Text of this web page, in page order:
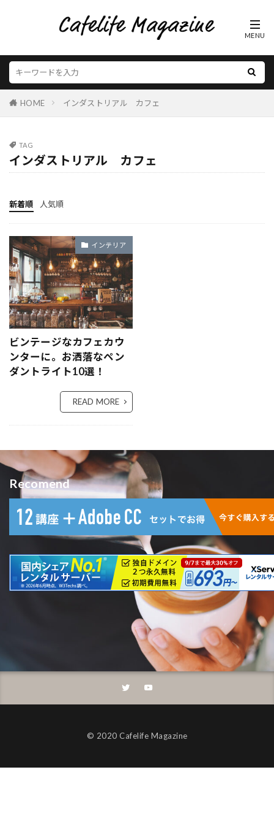
HOME インダストリアル カフェ
TAG
インダストリアル カフェ
新着順 人気順
インテリア
ビンテージなカフェカウ
ンターに。お洒落なペン
ダントライト10選！
READ MORE
Recomend
©︎ 2020 Cafelife Magazine